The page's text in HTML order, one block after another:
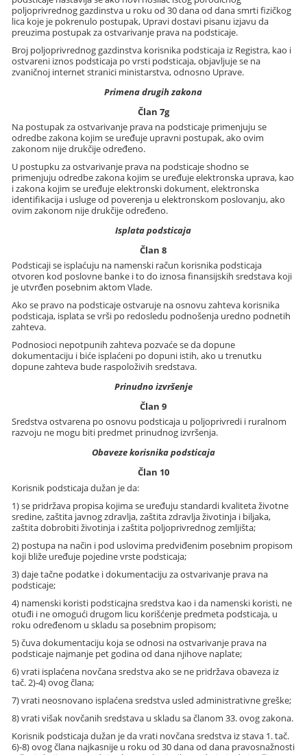
poljoprivrednog gazdinstva u roku od 30 dana od dana smrti fizičkog
lica koje je pokrenulo postupak, Upravi dostavi pisanu izjavu da
preuzima postupak za ostvarivanje prava na podsticaje.
Broj poljoprivrednog gazdinstva korisnika podsticaja iz Registra, kao i
ostvareni iznos podsticaja po vrsti podsticaja, objavljuje se na
zvaničnoj internet stranici ministarstva, odnosno Uprave.
Primena drugih zakona
Član 7g
Na postupak za ostvarivanje prava na podsticaje primenjuju se
odredbe zakona kojim se uređuje upravni postupak, ako ovim
zakonom nije drukčije određeno.
U postupku za ostvarivanje prava na podsticaje shodno se
primenjuju odredbe zakona kojim se uređuje elektronska uprava, kao
i zakona kojim se uređuje elektronski dokument, elektronska
identifikacija i usluge od poverenja u elektronskom poslovanju, ako
ovim zakonom nije drukčije određeno.
Isplata podsticaja
Član 8
Podsticaji se isplaćuju na namenski račun korisnika podsticaja
otvoren kod poslovne banke i to do iznosa finansijskih sredstava koji
je utvrđen posebnim aktom Vlade.
Ako se pravo na podsticaje ostvaruje na osnovu zahteva korisnika
podsticaja, isplata se vrši po redosledu podnošenja uredno podnetih
zahteva.
Podnosioci nepotpunih zahteva pozvaće se da dopune
dokumentaciju i biće isplaćeni po dopuni istih, ako u trenutku
dopune zahteva bude raspoloživih sredstava.
Prinudno izvršenje
Član 9
Sredstva ostvarena po osnovu podsticaja u poljoprivredi i ruralnom
razvoju ne mogu biti predmet prinudnog izvršenja.
Obaveze korisnika podsticaja
Član 10
Korisnik podsticaja dužan je da:
1) se pridržava propisa kojima se uređuju standardi kvaliteta životne
sredine, zaštita javnog zdravlja, zaštita zdravlja životinja i biljaka,
zaštita dobrobiti životinja i zaštita poljoprivrednog zemljišta;
2) postupa na način i pod uslovima predviđenim posebnim propisom
koji bliže uređuje pojedine vrste podsticaja;
3) daje tačne podatke i dokumentaciju za ostvarivanje prava na
podsticaje;
4) namenski koristi podsticajna sredstva kao i da namenski koristi, ne
otuđi i ne omogući drugom licu korišćenje predmeta podsticaja, u
roku određenom u skladu sa posebnim propisom;
5) čuva dokumentaciju koja se odnosi na ostvarivanje prava na
podsticaje najmanje pet godina od dana njihove naplate;
6) vrati isplaćena novčana sredstva ako se ne pridržava obaveza iz
tač. 2)-4) ovog člana;
7) vrati neosnovano isplaćena sredstva usled administrativne greške;
8) vrati višak novčanih sredstava u skladu sa članom 33. ovog zakona.
Korisnik podsticaja dužan je da vrati novčana sredstva iz stava 1. tač.
6)-8) ovog člana najkasnije u roku od 30 dana od dana pravosnažnosti